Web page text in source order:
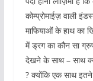
कोम्प्रोमाईज़ वाली
माफियाओं के हाथ का
में ड्रग का कौन सा
देखने के साथ – साथ
? क्योंकि एक साथ